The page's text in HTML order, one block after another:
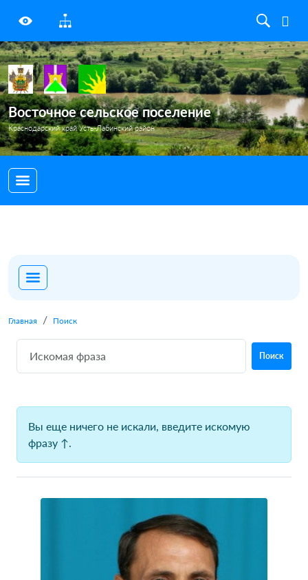
Восточное сельское поселение
Краснодарский край Усть-Лабинский район
Главная Поиск
Поиск
Вы еще ничего не искали, введите искомую
фразу ↑.